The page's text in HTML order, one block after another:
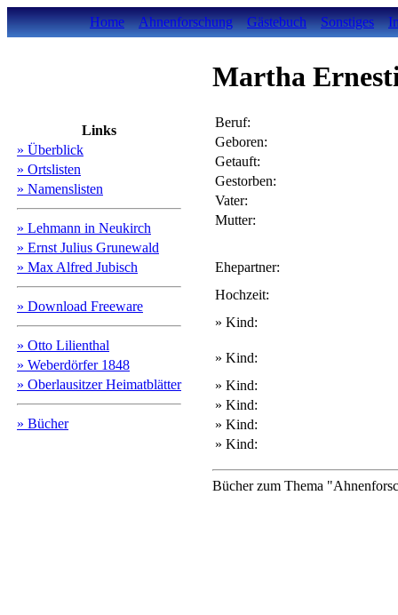
Home Ahnenforschung Gästebuch Sonstiges
Links
» Überblick
» Ortslisten
» Namenslisten
» Lehmann in Neukirch
» Ernst Julius Grunewald
» Max Alfred Jubisch
» Download Freeware
» Otto Lilienthal
» Weberdörfer 1848
» Oberlausitzer Heimatblätter
» Bücher
Martha
Beruf:
Geboren:
Getauft:
Gestorben:
Vater:
Mutter:
Ehepartner:
Hochzeit:
» Kind:
» Kind:
» Kind:
» Kind:
» Kind:
» Kind:
Bücher zum Thema